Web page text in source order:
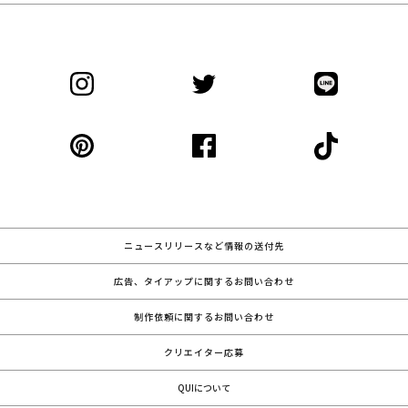
ニュースリリースなど情報の送付先
広告、タイアップに関するお問い合わせ
制作依頼に関するお問い合わせ
クリエイター応募
QUIについて